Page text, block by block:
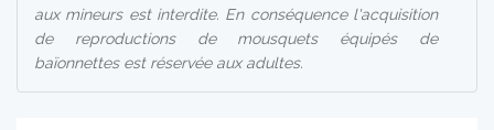
aux mineurs est interdite. En conséquence l'acquisition
de reproductions de mousquets équipés de
baïonnettes est réservée aux adultes.